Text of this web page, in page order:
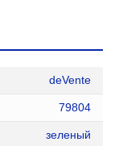
deVente
79804
зеленый